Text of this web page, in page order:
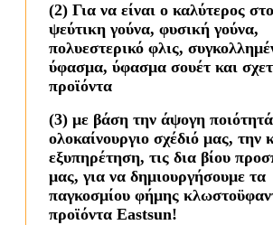
(2) Για να είναι ο καλύτερος
ψεύτικη γούνα, φυσική γούνα,
πολυεστερικό φλις,
ύφασμα, ύφασμα σουέτ και
προϊόντα
(3) με βάση την άψογη
ολοκαίνουργιο σχέδιό μας, την
εξυπηρέτηση, τις δια βίου
μας, για να δημιουργήσουμε τα
παγκοσμίου φήμης
προϊόντα Eastsun!